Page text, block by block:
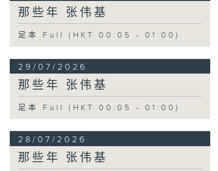
那些年 张伟基
足本 Full (HKT 00:05 - 01:00)
29/07/2026
那些年 张伟基
足本 Full (HKT 00:05 - 01:00)
28/07/2026
那些年 张伟基